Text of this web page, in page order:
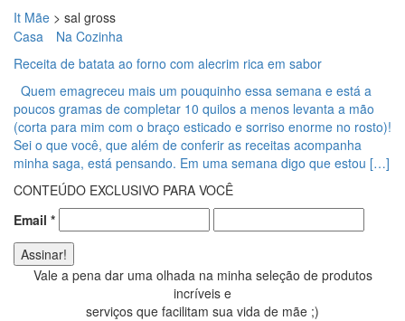
It Mãe > sal gross
Casa
Na Cozinha
Receita de batata ao forno com alecrim rica em sabor
Quem emagreceu mais um pouquinho essa semana e está a
poucos gramas de completar 10 quilos a menos levanta a mão
(corta para mim com o braço esticado e sorriso enorme no rosto)!
Sei o que você, que além de conferir as receitas acompanha
minha saga, está pensando. Em uma semana digo que estou […]
CONTEÚDO EXCLUSIVO PARA VOCÊ
Email *
Vale a pena dar uma olhada na minha seleção de produtos
incríveis e
serviços que facilitam sua vida de mãe ;)